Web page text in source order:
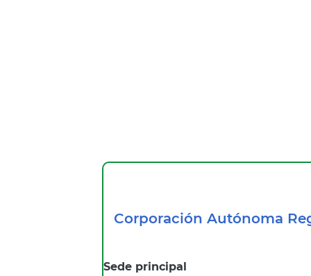
Corporación Autónoma
Sede principal